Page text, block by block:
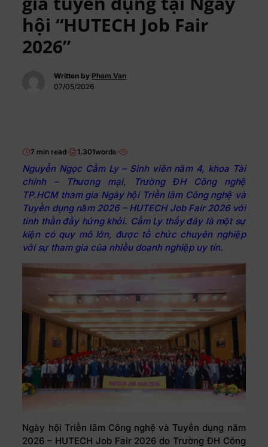
hội “HUTECH Job Fair
2026”
Written by Pham Van
07/05/2026
7 min read 1,301words
Nguyễn Ngọc Cẩm Ly – Sinh viên năm 4, khoa Tài
chính – Thương mại, Trường ĐH Công nghệ
TP.HCM tham gia Ngày hội Triển lãm Công nghệ và
Tuyển dụng năm 2026 – HUTECH Job Fair 2026 với
tinh thần đầy hứng khởi. Cẩm Ly thấy đây là một sự
kiện có quy mô lớn, được tổ chức chuyên nghiệp
với sự tham gia của nhiều doanh nghiệp uy tín.
Ngày hội Triển lãm Công nghệ và Tuyển dụng năm
2026 – HUTECH Job Fair 2026 do Trường ĐH Công